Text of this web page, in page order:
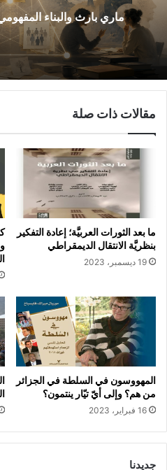
ماري بارث والبناء
مقالات ذات صلة
ما بعد الثورات العربيَّة؛ إعادة التفكير
بنظريَّة الانتقال الديمقراطي
19 ديسمبر، 2023
المهووسون في السلطة في الجزائر
من هم؟ وإلى أيّ تيّار ينتمون؟
16 فبراير، 2023
جديدنا